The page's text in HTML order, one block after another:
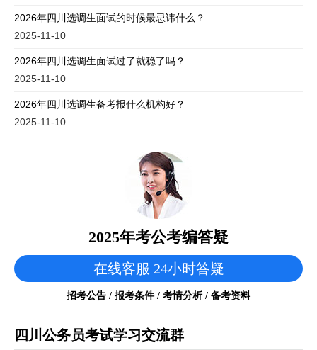
2026年四川选调生面试的时候最忌讳什么？
2025-11-10
2026年四川选调生面试过了就稳了吗？
2025-11-10
2026年四川选调生备考报什么机构好？
2025-11-10
2025年考公考编答疑
在线客服 24小时答疑
招考公告 / 报考条件 / 考情分析 / 备考资料
四川公务员考试学习交流群